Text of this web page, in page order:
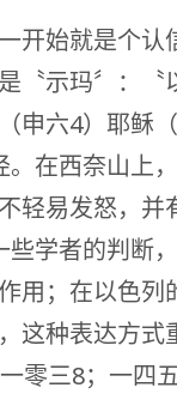
开始就是个
〝示玛〞：
申六4）耶稣
在西奈山上
轻易发怒，
些学者的判断
用；在以色
这种表达方
零三8；一四五